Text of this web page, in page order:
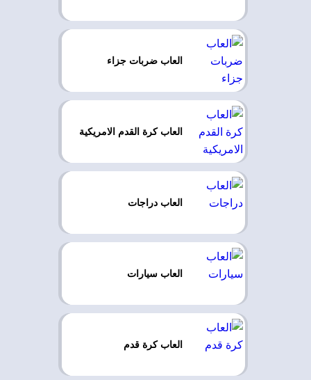
العاب ضربات جزاء
العاب كرة القدم الامريكية
العاب دراجات
العاب سيارات
العاب كرة قدم